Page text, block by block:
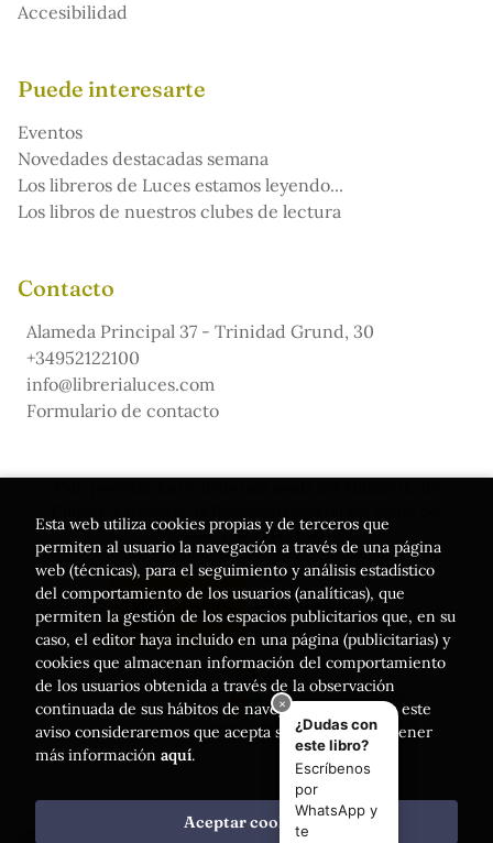
Accesibilidad
Puede interesarte
Eventos
Novedades destacadas semana
Los libreros de Luces estamos leyendo...
Los libros de nuestros clubes de lectura
Contacto
Alameda Principal 37 - Trinidad Grund, 30
+34952122100
info@librerialuces.com
Formulario de contacto
Cómic y de la Lectura
. Todos los Derechos Reservados |
Esta web utiliza cookies propias y de terceros que
permiten al usuario la navegación a través de una página
web (técnicas), para el seguimiento y análisis estadístico
del comportamiento de los usuarios (analíticas), que
permiten la gestión de los espacios publicitarios que, en su
caso, el editor haya incluido en una página (publicitarias) y
cookies que almacenan información del comportamiento
de los usuarios obtenida a través de la observación
continuada de sus hábitos de navegación. Si acepta este
aviso consideraremos que acepta su uso. Puede obtener
más información aquí.
Aceptar cookies